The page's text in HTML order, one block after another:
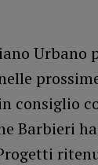
Urbano
consiglio
Barbieri